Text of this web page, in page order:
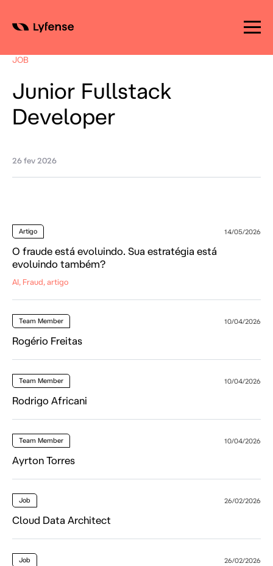
to JOB
Junior Fullstack
Developer
26 fev 2026
Artigo 14/05/2026
O fraude está evoluindo. Sua estratégia está
evoluindo também?
AI, Fraud, artigo
Team Member 10/04/2026
Rogério Freitas
Team Member 10/04/2026
Rodrigo Africani
Team Member 10/04/2026
Ayrton Torres
Job 26/02/2026
Cloud Data Architect
Job 26/02/2026